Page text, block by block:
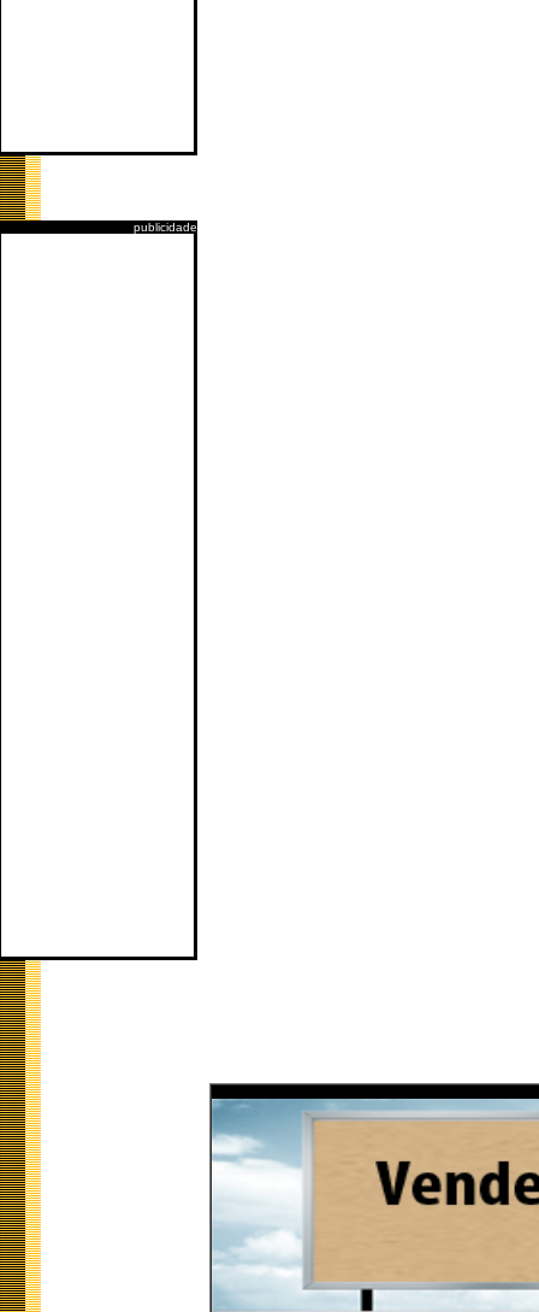
publicidade